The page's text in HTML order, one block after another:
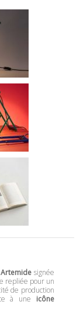
signée
repliée pour un
de production
à une icône